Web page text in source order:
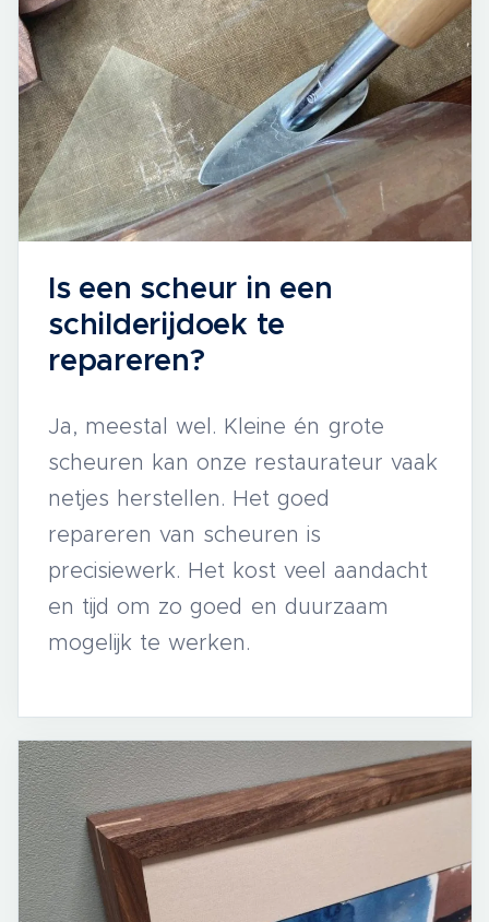
Is een scheur in een
schilderijdoek te
repareren?
Ja, meestal wel. Kleine én grote
scheuren kan onze restaurateur vaak
netjes herstellen. Het goed
repareren van scheuren is
precisiewerk. Het kost veel aandacht
en tijd om zo goed en duurzaam
mogelijk te werken.